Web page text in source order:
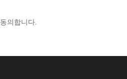
동의합니다.